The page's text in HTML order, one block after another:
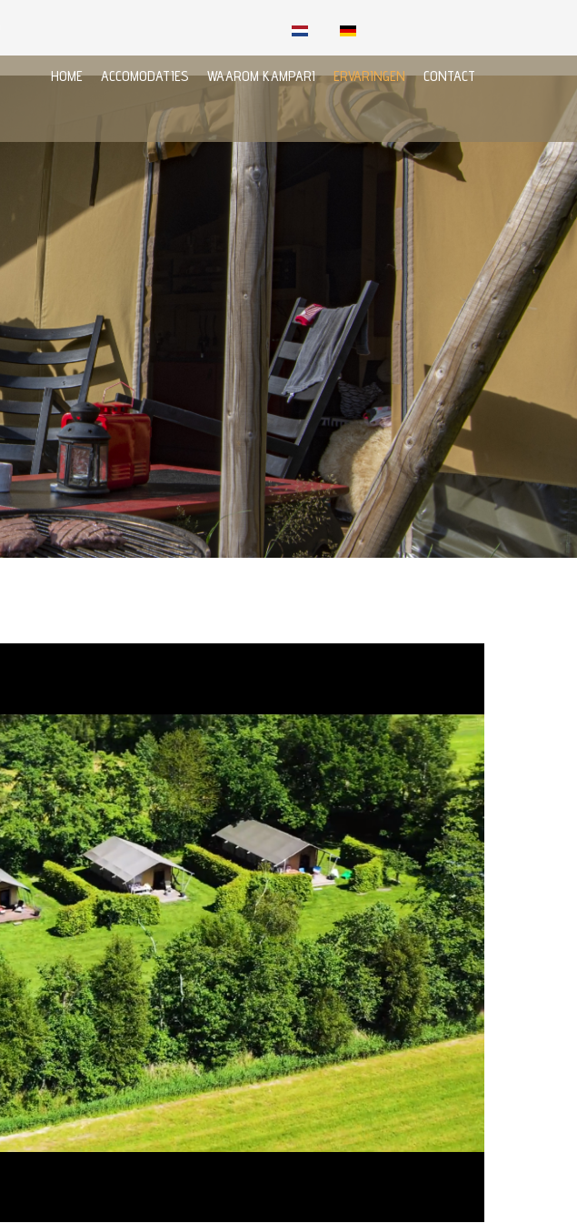
HOME ACCOMODATIES WAAROM KAMPARI ERVARINGEN CONTACT